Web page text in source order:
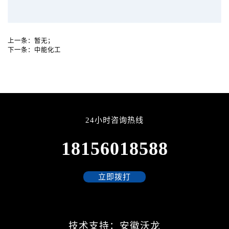
上一条： 暂无；
下一条： 中能化工
24小时咨询热线
18156018588
立即拨打
技术支持：安徽沃龙